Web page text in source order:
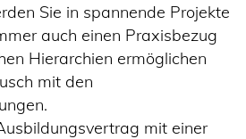
Sie in spannende Projekte
auch einen Praxisbezug
Hierarchien ermöglichen
mit den
mit einer